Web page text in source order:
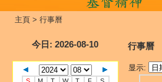
主頁 > 行事曆
今日 : 2026-08-10 行事曆
显示: